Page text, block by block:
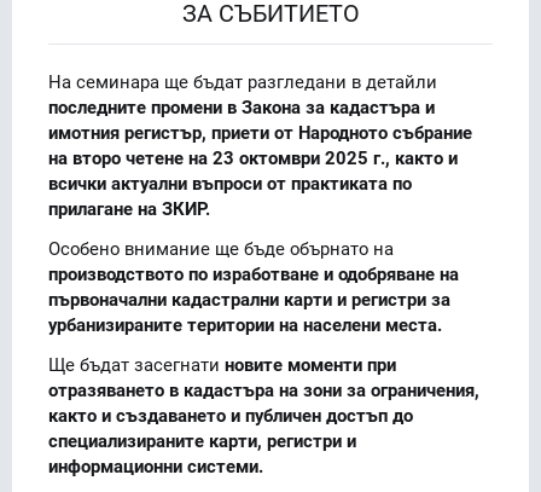
ЗА СЪБИТИЕТО
На семинара ще бъдат разгледани в детайли
последните промени в Закона за кадастъра и
имотния регистър, приети от Народното събрание
на второ четене на 23 октомври 2025 г., както и
всички актуални въпроси от практиката по
прилагане на ЗКИР.
Особено внимание ще бъде обърнато на
производството по изработване и одобряване на
първоначални кадастрални карти и регистри за
урбанизираните територии на населени места.
Ще бъдат засегнати новите моменти при
отразяването в кадастъра на зони за ограничения,
както и създаването и публичен достъп до
специализираните карти, регистри и
информационни системи.